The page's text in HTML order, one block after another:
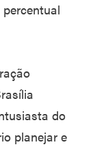
do
planejar e